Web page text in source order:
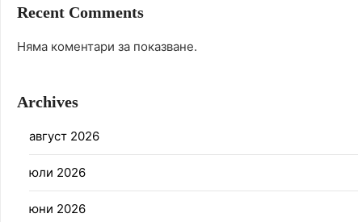
Recent Comments
Няма коментари за показване.
Archives
август 2026
юли 2026
юни 2026